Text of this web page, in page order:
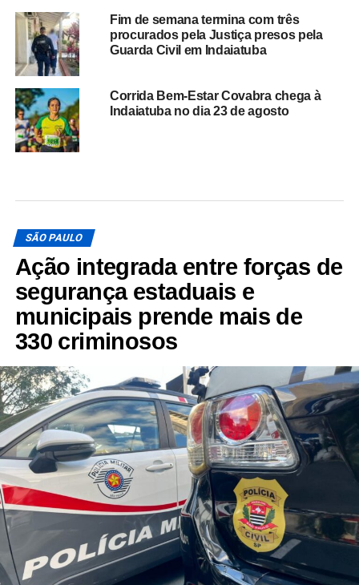
Fim de semana termina com três
procurados pela Justiça presos pela
Guarda Civil em Indaiatuba
Corrida Bem-Estar Covabra chega à
Indaiatuba no dia 23 de agosto
SÃO PAULO
Ação integrada entre forças de
segurança estaduais e
municipais prende mais de
330 criminosos